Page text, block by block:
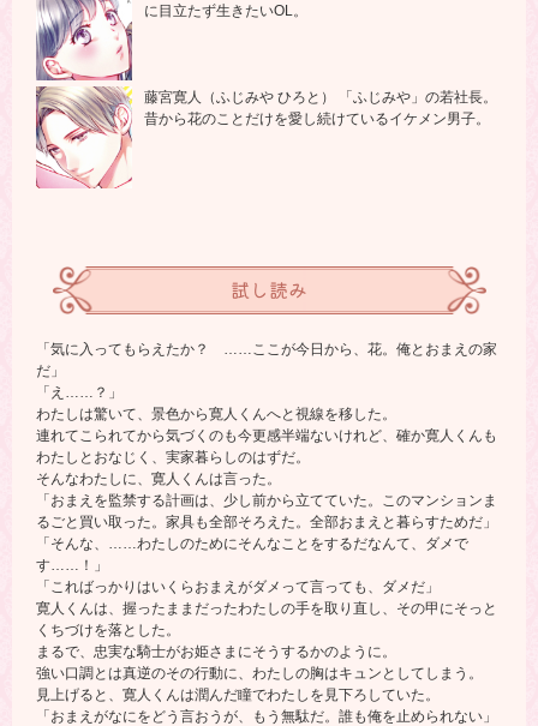
に目立たず生きたいOL。
藤宮寛人（ふじみや ひろと） 「ふじみや」の若社長。
昔から花のことだけを愛し続けているイケメン男子。
試し読み
「気に入ってもらえたか？ ……ここが今日から、花。俺とおまえの家
だ」
「え……？」
わたしは驚いて、景色から寛人くんへと視線を移した。
連れてこられてから気づくのも今更感半端ないけれど、確か寛人くんも
わたしとおなじく、実家暮らしのはずだ。
そんなわたしに、寛人くんは言った。
「おまえを監禁する計画は、少し前から立てていた。このマンションま
るごと買い取った。家具も全部そろえた。全部おまえと暮らすためだ」
「そんな、……わたしのためにそんなことをするだなんて、ダメで
す……！」
「こればっかりはいくらおまえがダメって言っても、ダメだ」
寛人くんは、握ったままだったわたしの手を取り直し、その甲にそっと
くちづけを落とした。
まるで、忠実な騎士がお姫さまにそうするかのように。
強い口調とは真逆のその行動に、わたしの胸はキュンとしてしまう。
見上げると、寛人くんは潤んだ瞳でわたしを見下ろしていた。
「おまえがなにをどう言おうが、もう無駄だ。誰も俺を止められない」